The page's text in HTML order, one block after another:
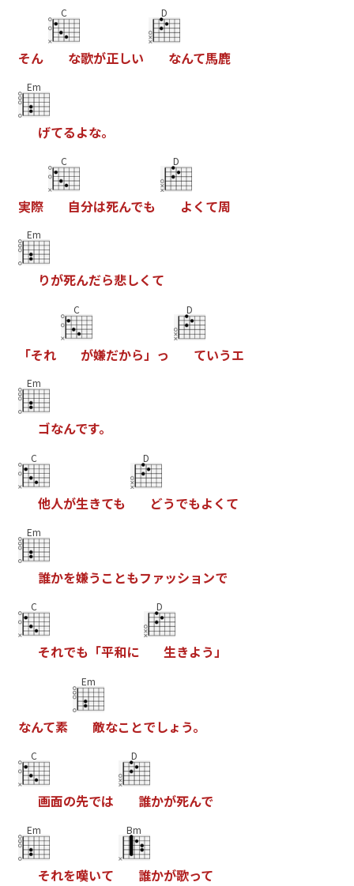
そん
C
な歌が正しい
D
なんて馬鹿
Em
げてるよな。
実際
C
自分は死んでも
D
よ く て周
Em
りが死んだら悲しく て
「それ
C
が嫌だから」 っ
D
ていうエ
Em
ゴなんです。
C
他人が生きても
D
どうでもよ く て
Em
誰かを嫌う こ ともフ ァッショ ンで
C
それでも 「平和に
D
生きよう」
なんて素
Em
敵なこ とでしょ う。
C
画面の先では
D
誰かが死んで
Em
それを嘆いて
Bm
誰かが歌って